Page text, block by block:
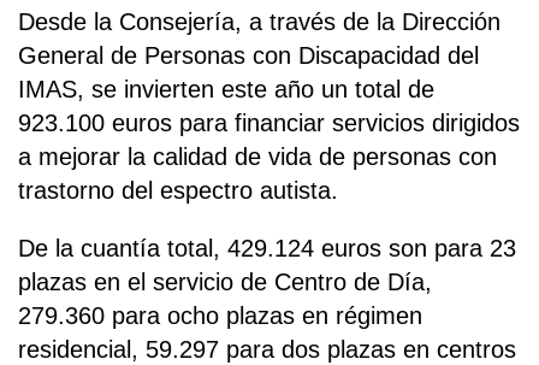
Desde la Consejería, a través de la Dirección
General de Personas con Discapacidad del
IMAS, se invierten este año un total de
923.100 euros para financiar servicios dirigidos
a mejorar la calidad de vida de personas con
trastorno del espectro autista.
De la cuantía total, 429.124 euros son para 23
plazas en el servicio de Centro de Día,
279.360 para ocho plazas en régimen
residencial, 59.297 para dos plazas en centros